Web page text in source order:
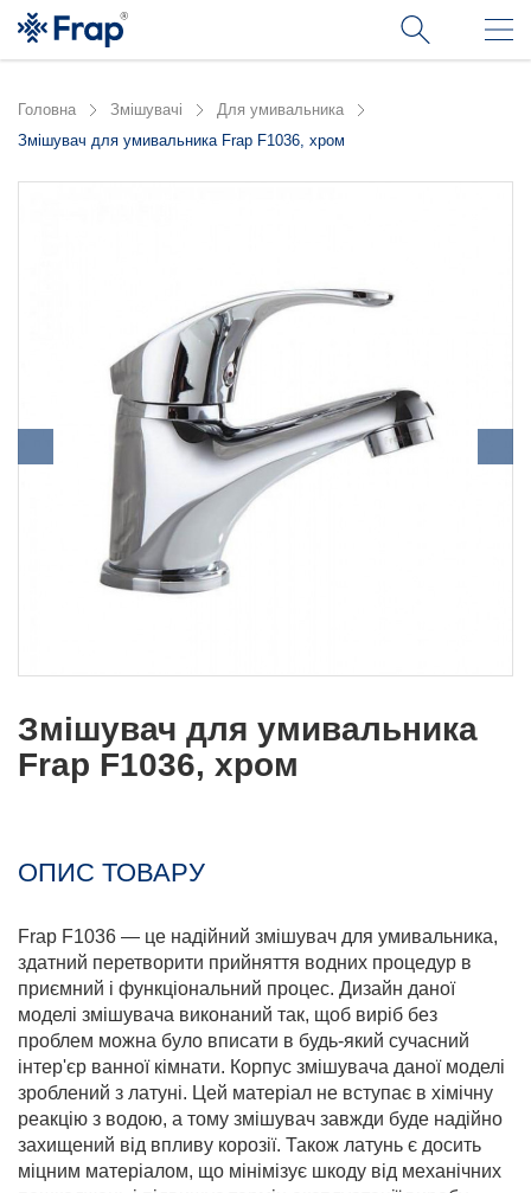
Головна Змішувачі
Для умивальника
Змішувач для умивальника Frap F1036, хром
Змішувач для умивальника
Frap F1036, хром
ОПИС ТОВАРУ
Frap F1036 — це надійний змішувач для умивальника,
здатний перетворити прийняття водних процедур в
приємний і функціональний процес. Дизайн даної
моделі змішувача виконаний так, щоб виріб без
проблем можна було вписати в будь-який сучасний
інтер'єр ванної кімнати. Корпус змішувача даної моделі
зроблений з латуні. Цей матеріал не вступає в хімічну
реакцію з водою, а тому змішувач завжди буде надійно
захищений від впливу корозії. Також латунь є досить
міцним матеріалом, що мінімізує шкоду від механічних